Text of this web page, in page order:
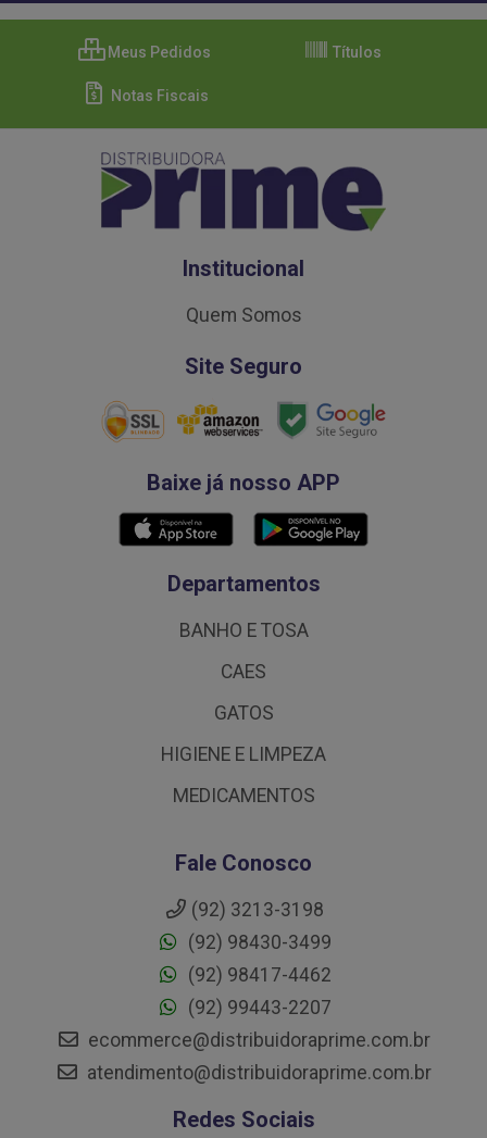
Meus Pedidos Títulos
Notas Fiscais
Institucional
Quem Somos
Site Seguro
Baixe já nosso APP
Departamentos
BANHO E TOSA
CAES
GATOS
HIGIENE E LIMPEZA
MEDICAMENTOS
Fale Conosco
(92) 3213-3198
(92) 98430-3499
(92) 98417-4462
(92) 99443-2207
ecommerce@distribuidoraprime.com.br
atendimento@distribuidoraprime.com.br
Redes Sociais